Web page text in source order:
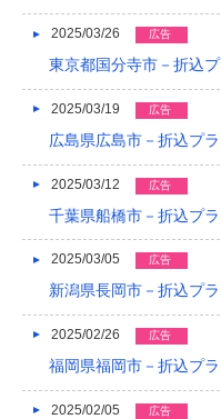
2014/05
2014/04
2014/03
2014/02
2014/01
2013/12
2013/11
2013/10
2013/09
2013/08
2025/03/26 広告
東京都国分寺市－折込
2025/03/19 広告
広島県広島市－折込プ
2025/03/12 広告
千葉県船橋市－折込プ
2025/03/05 広告
新潟県長岡市－折込プ
2025/02/26 広告
福岡県福岡市－折込プ
2025/02/05 広告